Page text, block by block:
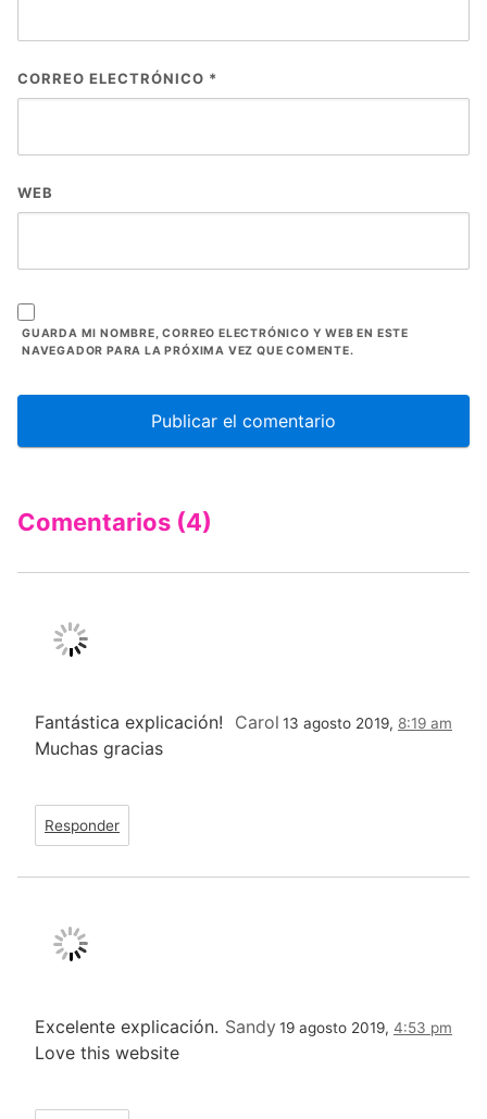
CORREO ELECTRÓNICO *
WEB
GUARDA MI NOMBRE, CORREO ELECTRÓNICO Y WEB EN ESTE
NAVEGADOR PARA LA PRÓXIMA VEZ QUE COMENTE.
Comentarios (4)
Carol 13 agosto 2019, 8:19 am
Fantástica explicación!
Muchas gracias
Responder
Sandy19 agosto 2019, 4:53 pm
Excelente explicación.
Love this website